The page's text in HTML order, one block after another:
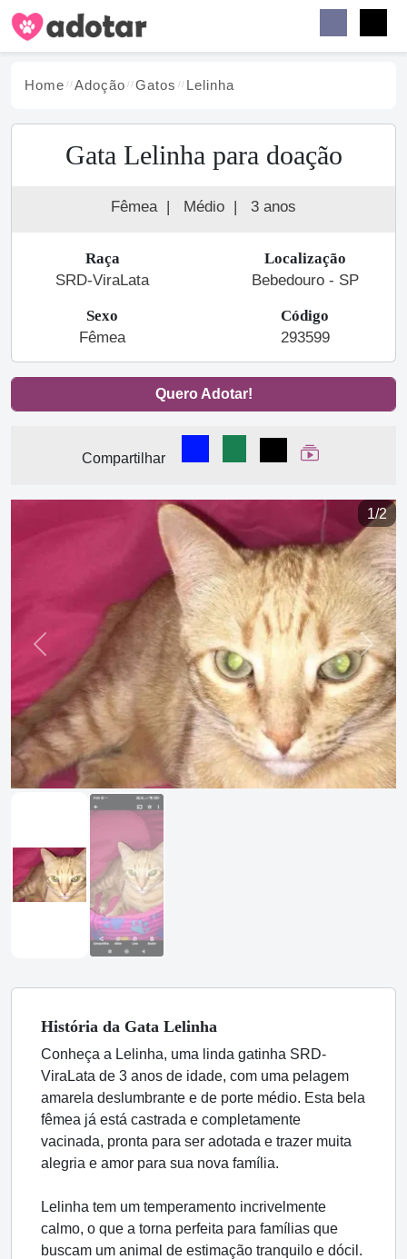
Home Adoção Gatos Lelinha
Gata Lelinha para doação
Fêmea | Médio | 3 anos
Raça
SRD-ViraLata
Localização
Bebedouro - SP
Sexo
Fêmea
Código
293599
Quero Adotar!
Compartilhar
Compartilhar no Facebook
Compartilhar no
Compartilhar
Ver Web Story
1/2
Previous Next
História da Gata Lelinha
Conheça a Lelinha, uma linda gatinha SRD-
ViraLata de 3 anos de idade, com uma pelagem
amarela deslumbrante e de porte médio. Esta bela
fêmea já está castrada e completamente
vacinada, pronta para ser adotada e trazer muita
alegria e amor para sua nova família.
Lelinha tem um temperamento incrivelmente
calmo, o que a torna perfeita para famílias que
buscam um animal de estimação tranquilo e dócil.